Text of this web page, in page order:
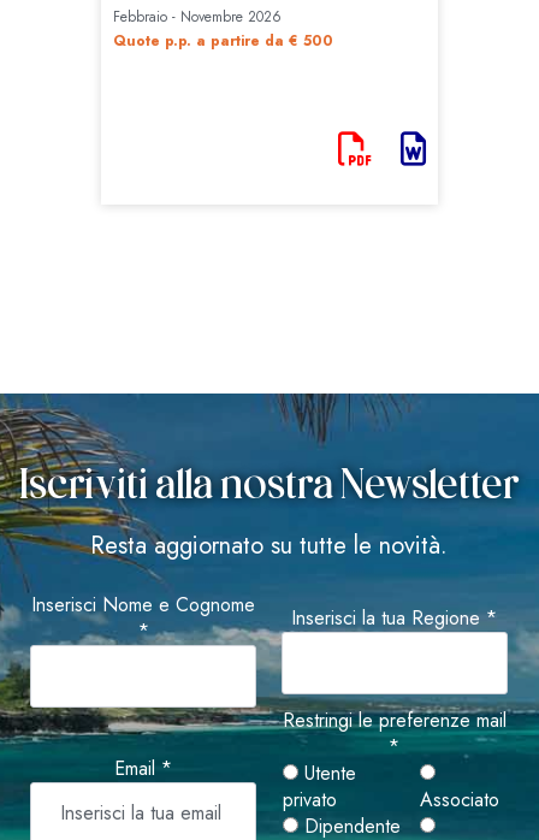
Iscriviti alla nostra Newsletter
Resta aggiornato su tutte le novità.
Inserisci Nome e Cognome
*
Inserisci la tua Regione *
Email *
Restringi le preferenze mail
*
Utente
privato
Associato
Dipendente